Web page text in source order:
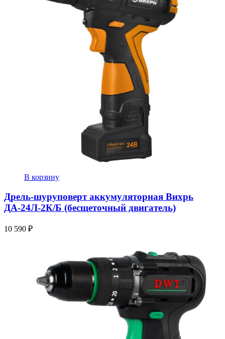
В корзину
Дрель-шуруповерт аккумуляторная Вихрь
ДА-24Л-2К/Б (бесщеточный двигатель)
10 590 ₽